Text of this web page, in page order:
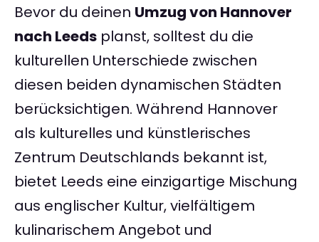
Bevor du deinen Umzug von Hannover
nach Leeds planst, solltest du die
kulturellen Unterschiede zwischen
diesen beiden dynamischen Städten
berücksichtigen. Während Hannover
als kulturelles und künstlerisches
Zentrum Deutschlands bekannt ist,
bietet Leeds eine einzigartige Mischung
aus englischer Kultur, vielfältigem
kulinarischem Angebot und